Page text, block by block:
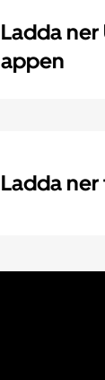
Ladda
appen
Ladda